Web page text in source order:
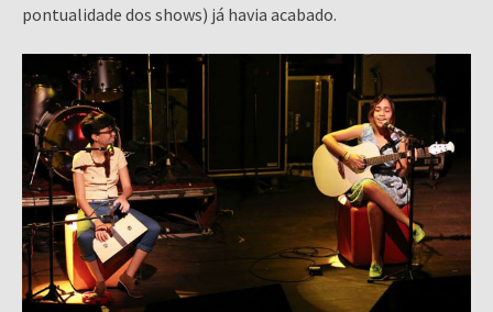
pontualidade dos shows) já havia acabado.